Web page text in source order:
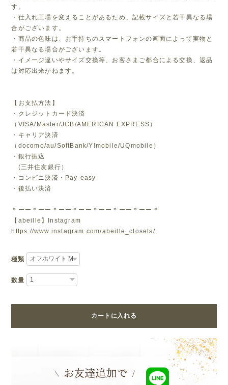
す。
・仕入れ工場を変えることがあるため、記載サイズと若干異なる場
合がございます。
・商品の色味は、お手持ちのスマートフォンの画面によって実物と
若干異なる場合がございます。
・イメージ違いやサイズ交換等、お客さまご都合による交換、返品
は対応出来かねます。
【お支払方法】
・クレジットカード決済
（VISA/Master/JCB/AMERICAN EXPRESS）
・キャリア決済
（docomo/au/SoftBank/Y!mobile/UQmobile）
・銀行振込
(三井住友銀行）
・コンビニ決済・Pay-easy
・後払い決済
＊ーー＊ーー＊ーー＊ーー＊ーー＊ーー＊ーー＊
【abeille】Instagram
https://www.instagram.com/abeille_closets/
種類
数量
カートに入れる